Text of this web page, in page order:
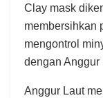
Clay mask
membersihkan
mengontrol
dengan Anggur
Anggur Laut